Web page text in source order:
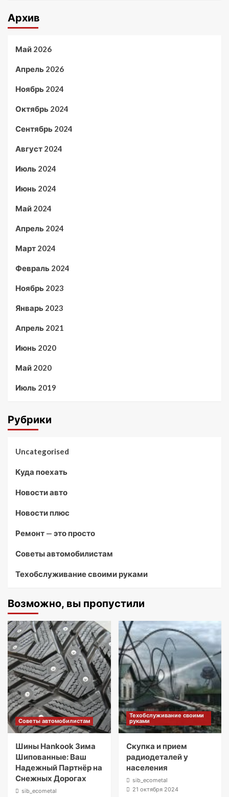
Архив
Май 2026
Апрель 2026
Ноябрь 2024
Октябрь 2024
Сентябрь 2024
Август 2024
Июль 2024
Июнь 2024
Май 2024
Апрель 2024
Март 2024
Февраль 2024
Ноябрь 2023
Январь 2023
Апрель 2021
Июнь 2020
Май 2020
Июль 2019
Рубрики
Uncategorised
Куда поехать
Новости авто
Новости плюс
Ремонт — это просто
Советы автомобилистам
Техобслуживание своими руками
Возможно, вы пропустили
Советы автомобилистам
Шины Hankook Зима
Шипованные: Ваш
Надежный Партнёр на
Снежных Дорогах
sib_ecometal
Техобслуживание своими
руками
Скупка и прием
радиодеталей у
населения
sib_ecometal
21 октября 2024